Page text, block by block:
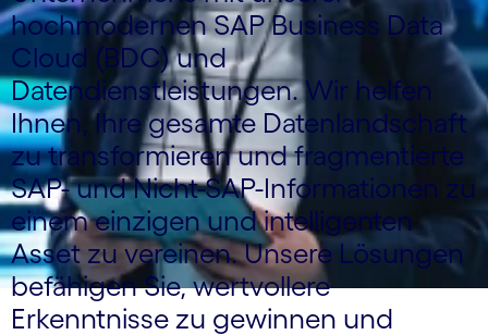
hochmodernen SAP Business Data
Cloud (BDC) und
Datendienstleistungen. Wir helfen
Ihnen, Ihre gesamte Datenlandschaft
zu transformieren und fragmentierte
SAP- und Nicht-SAP-Informationen zu
einem einzigen und intelligenten
Asset zu vereinen. Unsere Lösungen
befähigen Sie, wertvollere
Erkenntnisse zu gewinnen und